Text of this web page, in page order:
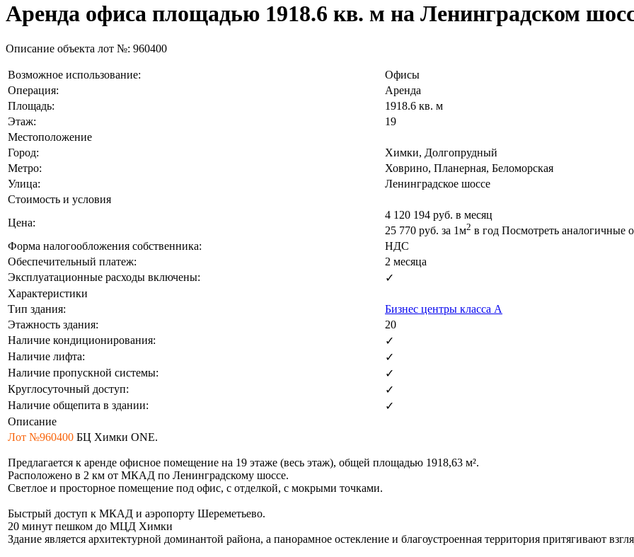
Аренда офиса площадью 1918.6 кв. м на Ленинградском
Описание объекта лот №: 960400
Возможное использование:
Офисы
Операция:
Аренда
Площадь:
1918.6 кв. м
Этаж:
19
Местоположение
Город:
Химки, Долгопрудный
Метро:
Ховрино, Планерная, Беломорская
Улица:
Ленинградское шоссе
Стоимость и условия
Цена:
4 120 194 руб. в месяц
25 770 руб. за 1м2 в год Посмотреть аналогичные
Форма налогообложения собственника:
НДС
Обеспечительный платеж:
2 месяца
Эксплуатационные расходы включены:
✓
Характеристики
Тип здания:
Бизнес центры класса А
Этажность здания:
20
Наличие кондиционирования:
✓
Наличие лифта:
✓
Наличие пропускной системы:
✓
Круглосуточный доступ:
✓
Наличие общепита в здании:
✓
Описание
Лот №960400 БЦ Химки ONE.
Предлагается к аренде офисное помещение на 19 этаже (весь этаж), общей площадью 1918,63 м².
Расположено в 2 км от МКАД по Ленинградскому шоссе.
Светлое и просторное помещение под офис, с отделкой, с мокрыми точками.
Быстрый доступ к МКАД и аэропорту Шереметьево.
20 минут пешком до МЦД Химки
Здание является архитектурной доминантой района, а панорамное остекление и благоустроенная территория притягивают